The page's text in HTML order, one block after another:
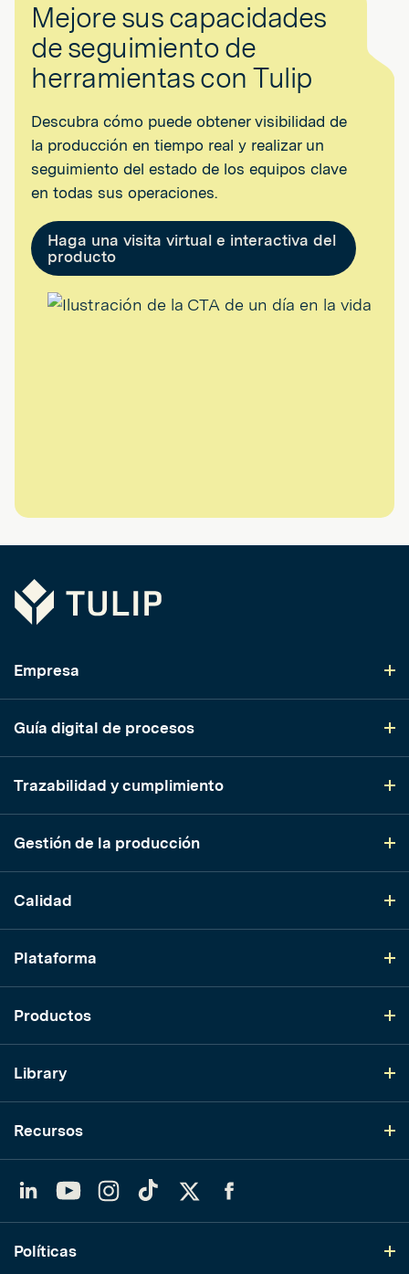
Mejore sus capacidades
de seguimiento de
herramientas con Tulip
Descubra cómo puede obtener visibilidad de
la producción en tiempo real y realizar un
seguimiento del estado de los equipos clave
en todas sus operaciones.
Haga una visita virtual e interactiva del
producto
Tulip
Empresa
Guía digital de procesos
Trazabilidad y cumplimiento
Gestión de la producción
Calidad
Plataforma
Productos
Library
Recursos
YouTubeInstagram
TikTok
Políticas